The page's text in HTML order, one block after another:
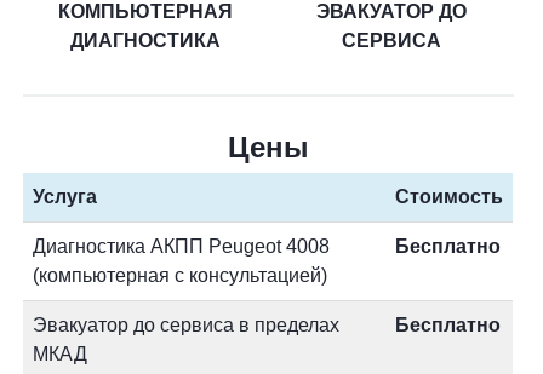
КОМПЬЮТЕРНАЯ
ДИАГНОСТИКА
ЭВАКУАТОР ДО
СЕРВИСА
Цены
Услуга Стоимость
Диагностика АКПП Peugeot 4008
(компьютерная с консультацией)
Бесплатно
Эвакуатор до сервиса в пределах
МКАД
Бесплатно